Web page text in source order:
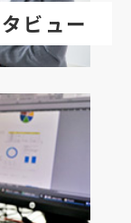
ビュー